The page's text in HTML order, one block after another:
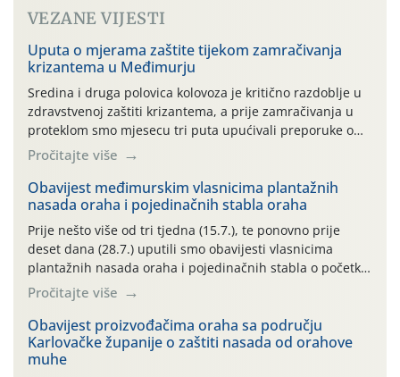
VEZANE VIJESTI
Uputa o mjerama zaštite tijekom zamračivanja
krizantema u Međimurju
Sredina i druga polovica kolovoza je kritično razdoblje u
zdravstvenoj zaštiti krizantema, a prije zamračivanja u
proteklom smo mjesecu tri puta upućivali preporuke o
preventivnim mjerama zaštite krizantema od najčešćih
uzročnika bolesti, štetnika i fito-fagnih grinja (23.7., 14.7.,
06.7.)! Na početku ovog mjeseca je zabilježeno je
povijesno i ekstremno vruće meteorološko razdoblje, uz
najviše temperature […]
Pročitajte više
Obavijest međimurskim vlasnicima plantažnih
nasada oraha i pojedinačnih stabla oraha
Prije nešto više od tri tjedna (15.7.), te ponovno prije
deset dana (28.7.) uputili smo obavijesti vlasnicima
plantažnih nasada oraha i pojedinačnih stabla o početku
leta i ovogodišnjoj potrebi usmjerenog suzbijanja
orahove muhe (Rhagoletis completa)! Već dvanaest dana
traje drugi ovogodišnji “toplinski udar”, koji naročito
izražen zadnja šest dana (31.7.-05.8.), jer najviše
temperature zraka svakodnevno […]
Pročitajte više
Obavijest proizvođačima oraha sa području
Karlovačke županije o zaštiti nasada od orahove
muhe